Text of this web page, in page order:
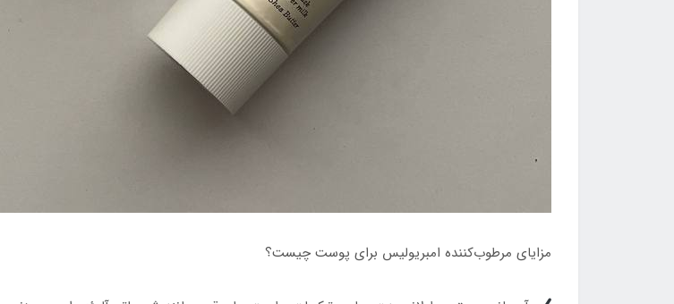
مزایای مرطوب‌کننده امبریولیس برای پوست چیست؟